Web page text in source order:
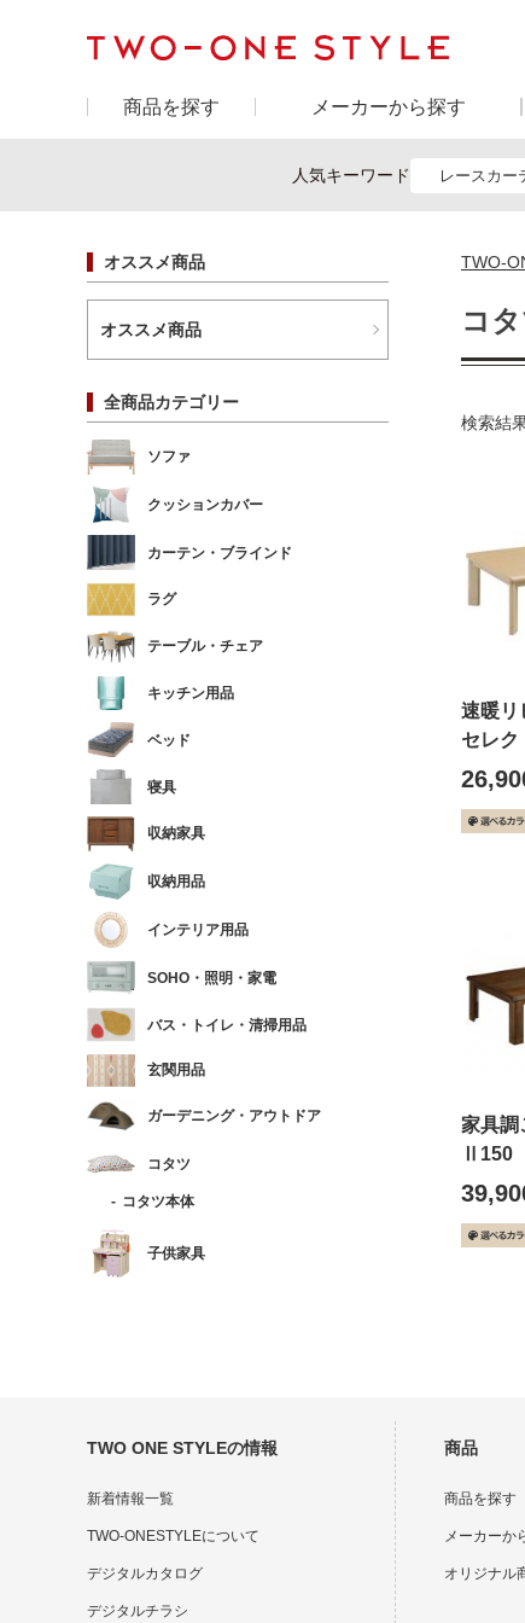
商品を探す メーカーから探す
人気キーワード レースカー
TWO-
コ
検索結
速暖
セレ
家具
オススメ商品
オススメ商品
全商品カテゴリー
ソファ
クッションカバー
カーテン・ブラインド
ラグ
テーブル・チェア
キッチン用品
ベッド
寝具
収納家具
収納用品
インテリア用品
SOHO・照明・家電
バス・トイレ・清掃用品
玄関用品
ガーデニング・アウトドア
コタツ
コタツ本体
子供家具
TWO ONE STYLEの情報
新着情報一覧
TWO-ONESTYLEについて
デジタルカタログ
デジタルチラシ
商品
商品を探す
メーカーか
オリジナル